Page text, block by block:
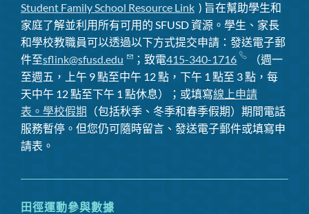
Student Family School Resource Link ) 旨在幫助學生和
家庭了解並利用所有可用的 SFUSD 資源。學生、家長
和學校教職員可以透過以下方式提交申請：發送電子郵
件至sflink@sfusd.edu ；致電415-340-1716
（週一
至週五，上午 9 點至中午 12 點，下午 1 點至 3 點，每
天中午 12 點至下午 1 點休息）；或填寫線上申請
表。 學校假期 （包括秋季、冬季和春季假期）期間電話
服務暫停 。但您仍可隨時留言、發送電子郵件或填寫申
請表。
田徑運動參與數據